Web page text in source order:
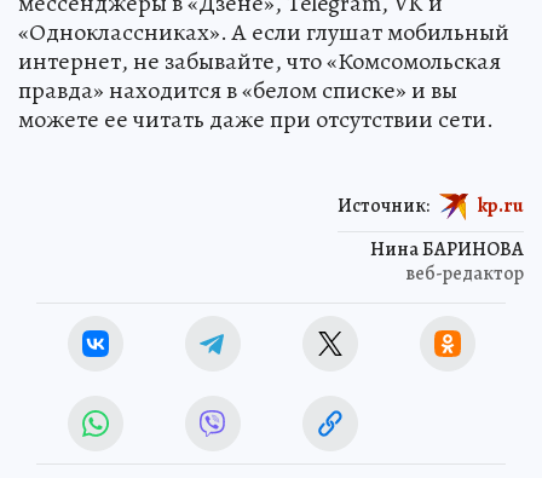
Подписывайтесь на наши социальные сети и
мессенджеры в «Дзене», Telegram, VK и
«Одноклассниках». А если глушат мобильный
интернет, не забывайте, что «Комсомольская
правда» находится в «белом списке» и вы
Нина БАРИНОВА
Источник: kp.ru